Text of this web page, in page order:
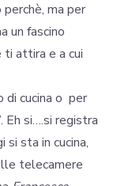
perchè, ma per
un fascino
ti attira e a cui
di cucina o per
Eh si….si registra
si sta in cucina,
telecamere